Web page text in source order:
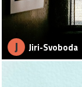
J Jiri-Svoboda